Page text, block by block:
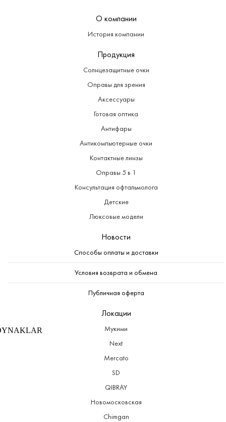
О компании
История компании
Продукция
Солнцезащитные очки
Оправы для зрения
Аксессуары
Готовая оптика
Антифары
Антикомпьютерные очки
Контактные линзы
Оправы 5 в 1
Консультация офтальмолога
Детские
Люксовые модели
Новости
Способы оплаты и доставки
Условия возврата и обмена
Публичная оферта
Локации
Мукими
Next
Mercato
SD
QIBRAY
Новомосковская
Chimgan